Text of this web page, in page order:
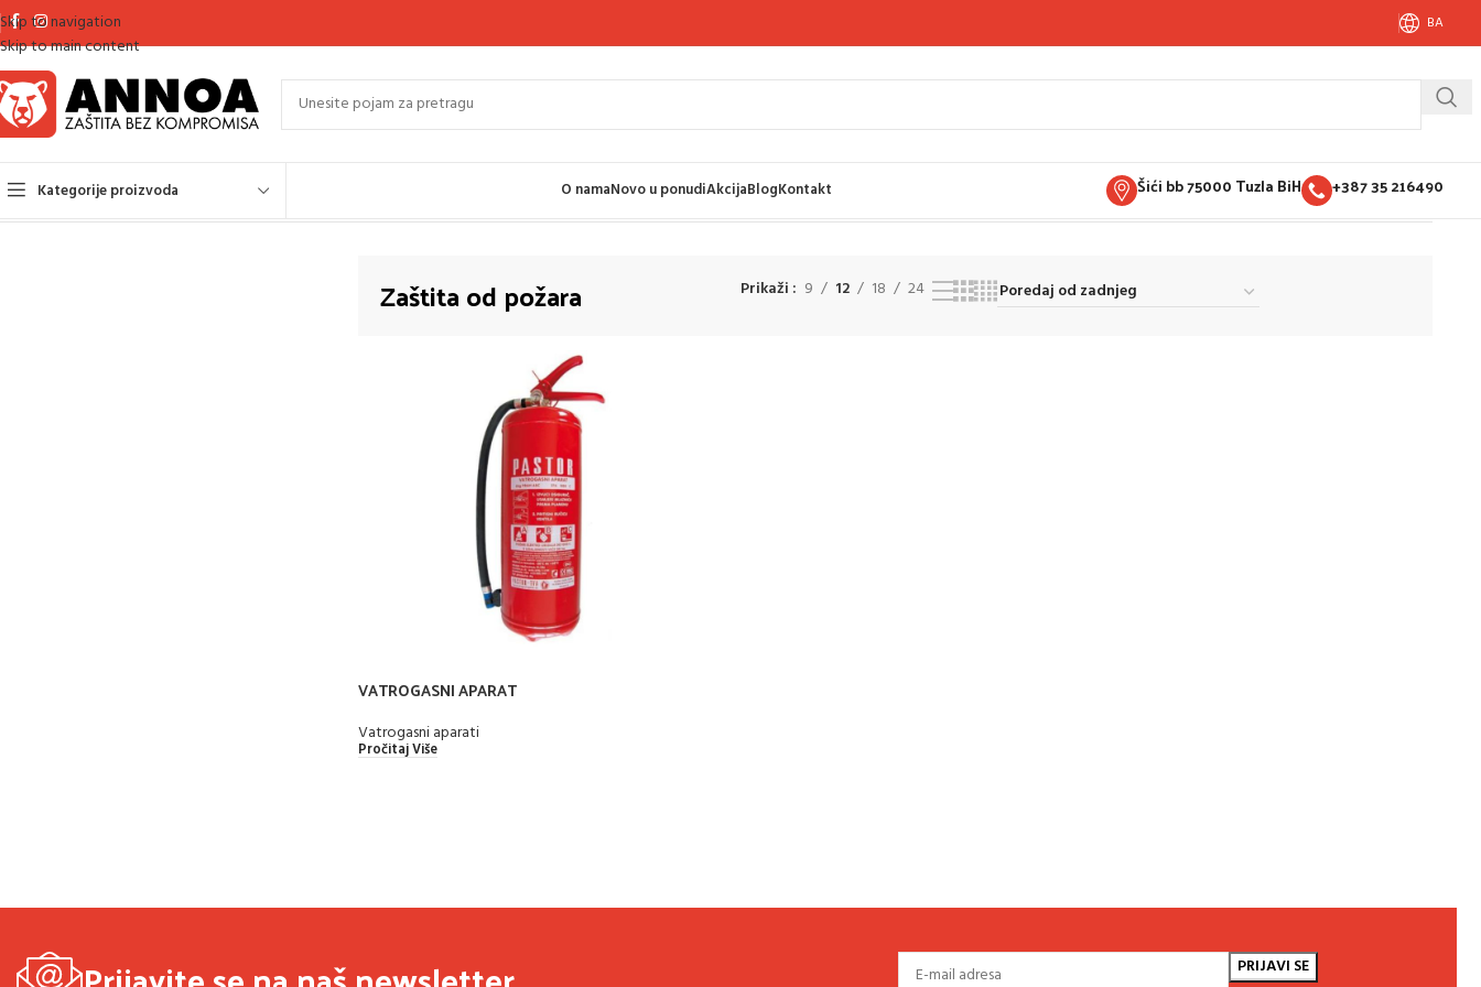
Skip to navigation
Skip to main content
BA
Kategorije proizvoda O namaNovo u ponudiAkcijaBlogKontakt Šići bb 75000 Tuzla BiH +387 35 216490
Zaštita od požara Prikaži 9 12 18 24
VATROGASNI APARAT
Vatrogasni aparati
Pročitaj Više